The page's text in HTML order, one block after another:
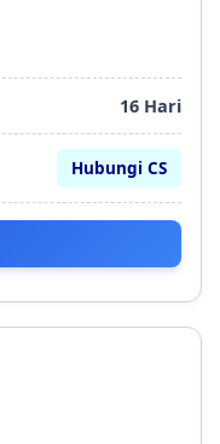
16 Hari
Hubungi CS